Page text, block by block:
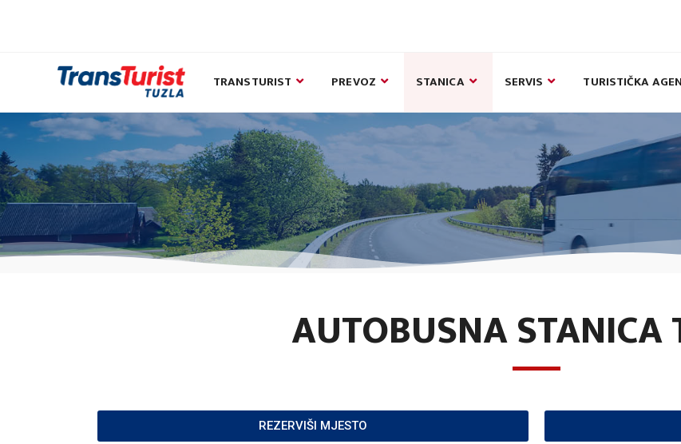
TRANSTURIST PREVOZ STANICA SERVIS TURISTIČKA
AUTOBUSNA STANICA
REZERVIŠI MJESTO